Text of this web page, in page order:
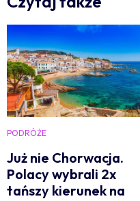
PODRÓŻE
Już nie Chorwacja.
Polacy wybrali 2x
tańszy kierunek na